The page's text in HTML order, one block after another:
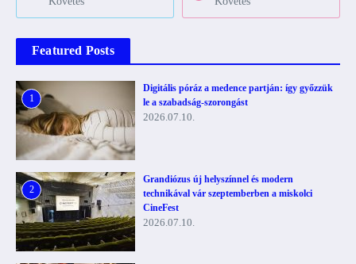
Featured Posts
1
Digitális póráz a medence partján: így győzzük
le a szabadság-szorongást
2026.07.10.
2
Grandiózus új helyszínnel és modern
technikával vár szeptemberben a miskolci
CineFest
2026.07.10.